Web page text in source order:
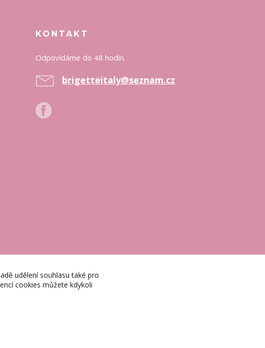
KONTAKT
Odpovídáme do 48 hodin.
brigetteitaly@seznam.cz
udělení souhlasu také pro
cookies můžete kdykoli